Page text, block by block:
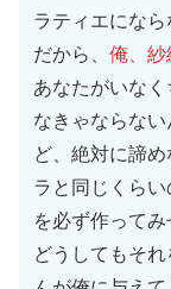
ラティエになら
だから、 俺、紗
あなたがいな
なきゃならな
ど、絶対に諦
ラと同じくら
を必ず作ってみ
どうしてもそ